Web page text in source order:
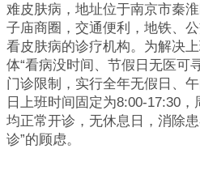
难皮肤病，地址位于南京市秦
子庙商圈，交通便利，地铁、
看皮肤病的诊疗机构。为解决
体“看病没时间、节假日无医可
门诊限制，实行全年无假日、
日上班时间固定为8:00-17:30
均正常开诊，无休息日，消除
诊”的顾虑。